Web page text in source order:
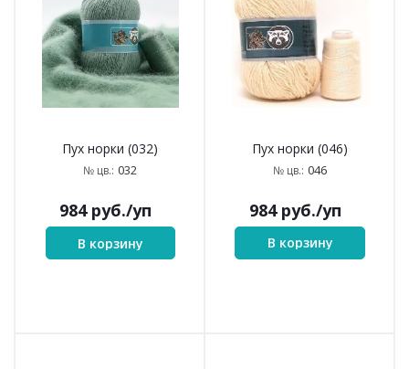
Пух норки (032)
№ цв.: 032
984руб./уп
В корзину
Пух норки (046)
№ цв.: 046
984руб./уп
В корзину